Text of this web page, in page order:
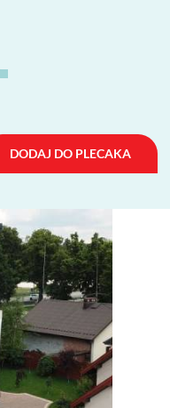
DODAJ DO PLECAKA